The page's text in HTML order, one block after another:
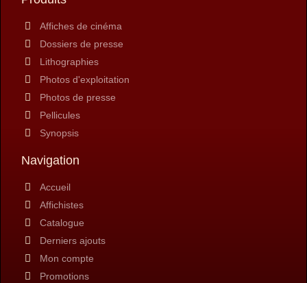
Affiches de cinéma
Dossiers de presse
Lithographies
Photos d'exploitation
Photos de presse
Pellicules
Synopsis
Navigation
Accueil
Affichistes
Catalogue
Derniers ajouts
Mon compte
Promotions